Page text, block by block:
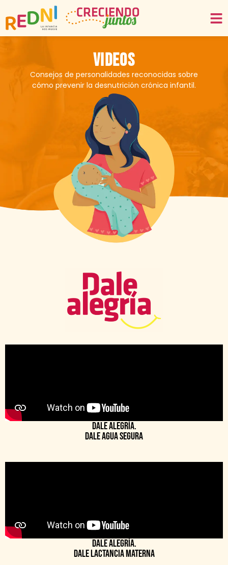
Videos
Consejos de personalidades reconocidas sobre
cómo prevenir la desnutrición crónica infantil.
Dale alegría.
Dale agua segura
Dale alegría.
Dale lactancia materna